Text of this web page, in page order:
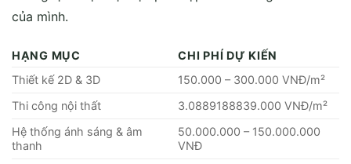
Thi công nội thất
thanh
VNĐ
Thi công hoàn thiện
300.0889188839.000.000
Bluecons luôn tư vấn giải pháp tiết kiệm chi phí nhưng
vẫn đảm bảo chất lượng tốt nhất. Nhờ vào mối quan